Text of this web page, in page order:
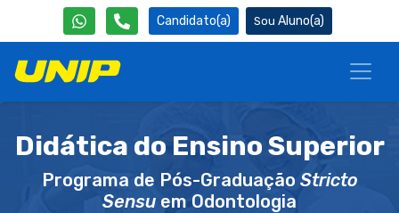
Candidato(a) Aluno(a)
Didática do Ensino Superior
Programa de Pós-Graduação Stricto
Sensu em Odontologia